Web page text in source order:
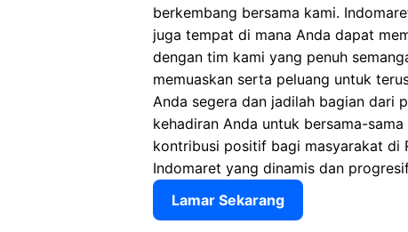
berkembang bersama kami.
juga tempat di mana Anda dapat
dengan tim kami yang penuh
memuaskan serta peluang untuk
Anda segera dan jadilah bagian dari
kehadiran Anda untuk bersama-
kontribusi positif bagi masyarakat di
Indomaret yang dinamis dan
Lamar Sekarang